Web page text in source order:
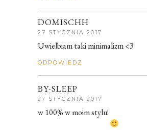
DOMISCHH
27 STYCZNIA 2017
Uwielbiam taki minimalizm <3
ODPOWIEDZ
BY-SLEEP
27 STYCZNIA 2017
w 100% w moim stylu!